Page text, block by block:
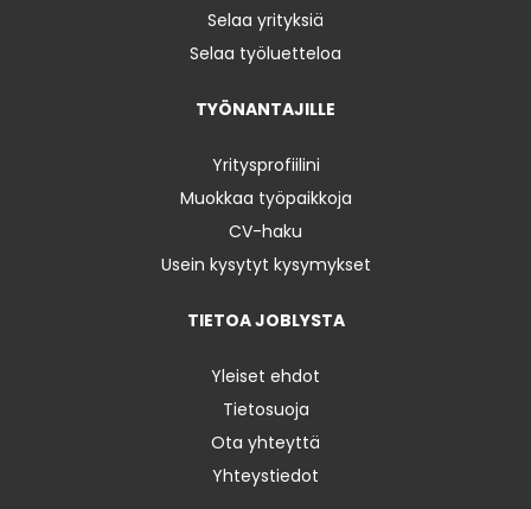
Selaa yrityksiä
Selaa työluetteloa
TYÖNANTAJILLE
Yritysprofiilini
Muokkaa työpaikkoja
CV-haku
Usein kysytyt kysymykset
TIETOA JOBLYSTA
Yleiset ehdot
Tietosuoja
Ota yhteyttä
Yhteystiedot